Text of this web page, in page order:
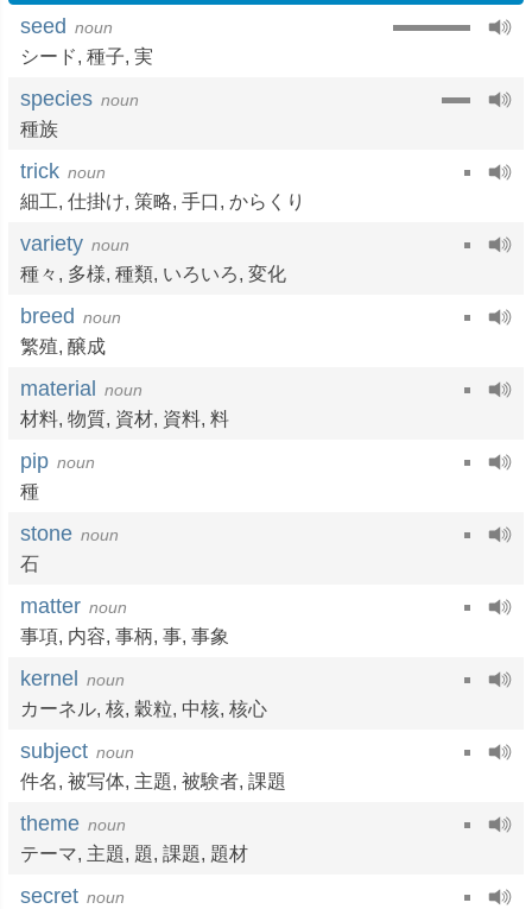
seed noun
シード, 種子, 実
species noun
種族
trick noun
細工, 仕掛け, 策略, 手口, からくり
variety noun
種々 , 多様, 種類, いろいろ, 変化
breed noun
繁殖, 醸成
material noun
材料, 物質, 資材, 資料, 料
pip noun
種
stone noun
石
matter noun
事項, 内容, 事柄, 事, 事象
kernel noun
カーネル, 核, 穀粒, 中核, 核心
subject noun
件名, 被写体, 主題, 被験者, 課題
theme noun
テーマ, 主題, 題, 課題, 題材
secret noun